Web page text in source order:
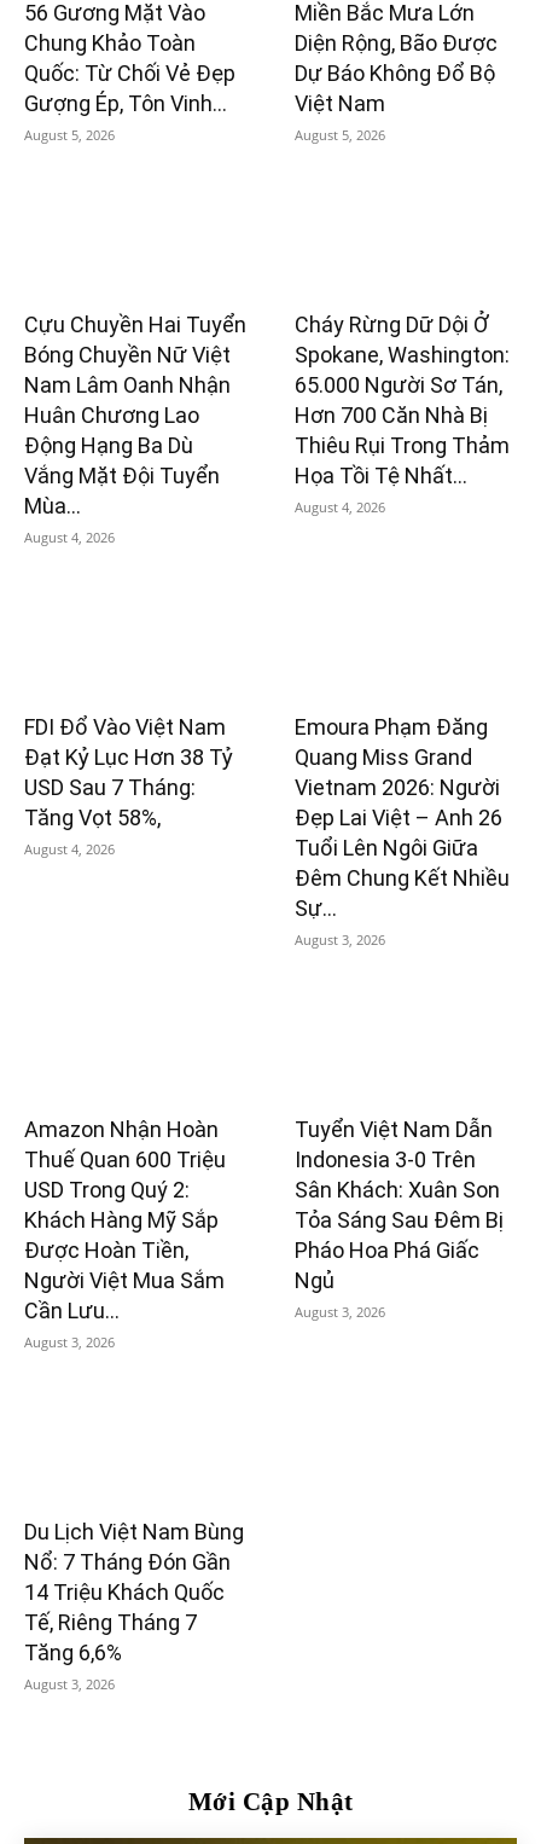
56 Gương Mặt Vào
Chung Khảo Toàn
Quốc: Từ Chối Vẻ Đẹp
Gượng Ép, Tôn Vinh...
August 5, 2026
Miền Bắc Mưa Lớn
Diện Rộng, Bão Được
Dự Báo Không Đổ Bộ
Việt Nam
August 5, 2026
Cựu Chuyền Hai Tuyển
Bóng Chuyền Nữ Việt
Nam Lâm Oanh Nhận
Huân Chương Lao
Động Hạng Ba Dù
Vắng Mặt Đội Tuyển
Mùa...
August 4, 2026
Cháy Rừng Dữ Dội Ở
Spokane, Washington:
65.000 Người Sơ Tán,
Hơn 700 Căn Nhà Bị
Thiêu Rụi Trong Thảm
Họa Tồi Tệ Nhất...
August 4, 2026
FDI Đổ Vào Việt Nam
Đạt Kỷ Lục Hơn 38 Tỷ
USD Sau 7 Tháng:
Tăng Vọt 58%,
August 4, 2026
Emoura Phạm Đăng
Quang Miss Grand
Vietnam 2026: Người
Đẹp Lai Việt – Anh 26
Tuổi Lên Ngôi Giữa
Đêm Chung Kết Nhiều
Sự...
August 3, 2026
Amazon Nhận Hoàn
Thuế Quan 600 Triệu
USD Trong Quý 2:
Khách Hàng Mỹ Sắp
Được Hoàn Tiền,
Người Việt Mua Sắm
Cần Lưu...
August 3, 2026
Tuyển Việt Nam Dẫn
Indonesia 3-0 Trên
Sân Khách: Xuân Son
Tỏa Sáng Sau Đêm Bị
Pháo Hoa Phá Giấc
Ngủ
August 3, 2026
Du Lịch Việt Nam Bùng
Nổ: 7 Tháng Đón Gần
14 Triệu Khách Quốc
Tế, Riêng Tháng 7
Tăng 6,6%
August 3, 2026
Mới Cập Nhật